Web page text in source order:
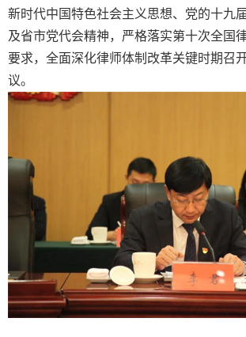
新时代中国特色社会主义思想、党的十九
及省市党代会精神，严格落实第十次全国
要求，全面深化律师体制改革关键时期召
议。